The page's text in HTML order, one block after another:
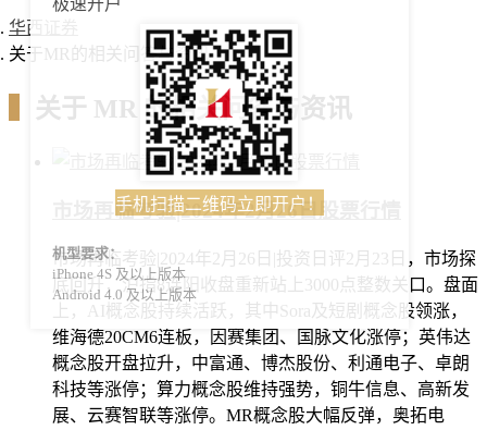
手机扫描二维码立即开户！
机型要求：
iPhone 4S 及以上版本
Android 4.0 及以上版本
华西证券
关于MR的相关问答与资讯
关于 MR 的相关问答与资讯
市场再临考验|2024年2月26日股票行情
市场再临考验|2024年2月26日|投资日评2月23日，市场探
底回升，沪指8连阳收盘重新站上3000点整数关口。盘面
上，AI概念股持续活跃，其中Sora及短剧概念股领涨，
维海德20CM6连板，因赛集团、国脉文化涨停；英伟达
概念股开盘拉升，中富通、博杰股份、利通电子、卓朗
科技等涨停；算力概念股维持强势，铜牛信息、高新发
展、云赛智联等涨停。MR概念股大幅反弹，奥拓电